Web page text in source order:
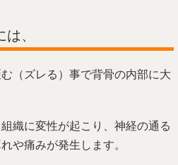
、
（ズレる）事で背骨の内部に大
織に変性が起こり、神経の通る
や痛みが発生します。